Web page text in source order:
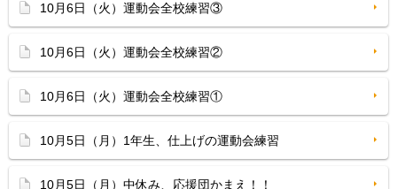
10月6日（火）運動会全校練習③
10月6日（火）運動会全校練習②
10月6日（火）運動会全校練習①
10月5日（月）1年生、仕上げの運動会練習
10月5日（月）中休み、応援団かまえ！！